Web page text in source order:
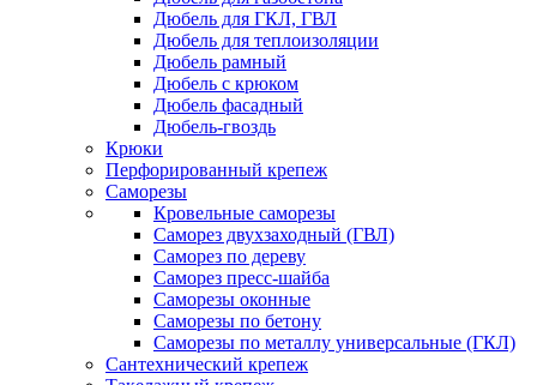
Дюбель для ГКЛ, ГВЛ
Дюбель для теплоизоляции
Дюбель рамный
Дюбель с крюком
Дюбель фасадный
Дюбель-гвоздь
Крюки
Перфорированный крепеж
Саморезы
Кровельные саморезы
Саморез двухзаходный (ГВЛ)
Саморез по дереву
Саморез пресс-шайба
Саморезы оконные
Саморезы по бетону
Саморезы по металлу универсальные (ГКЛ)
Сантехнический крепеж